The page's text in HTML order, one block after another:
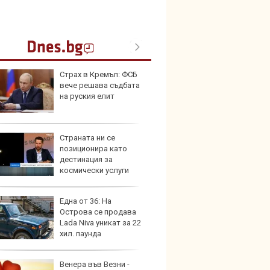
Страх в Кремъл: ФСБ
вече решава съдбата
на руския елит
Страната ни се
позиционира като
дестинация за
космически услуги
Една от 36: На
Острова се продава
Lada Niva уникат за 22
хил. паунда
Венера във Везни -